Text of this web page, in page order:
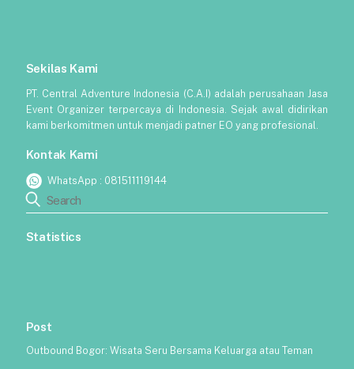
Sekilas Kami
PT. Central Adventure Indonesia (C.A.I) adalah perusahaan Jasa
Event Organizer terpercaya di Indonesia. Sejak awal didirikan
kami berkomitmen untuk menjadi patner EO yang profesional.
Kontak Kami
WhatsApp : 081511119144
Statistics
Post
Outbound Bogor: Wisata Seru Bersama Keluarga atau Teman